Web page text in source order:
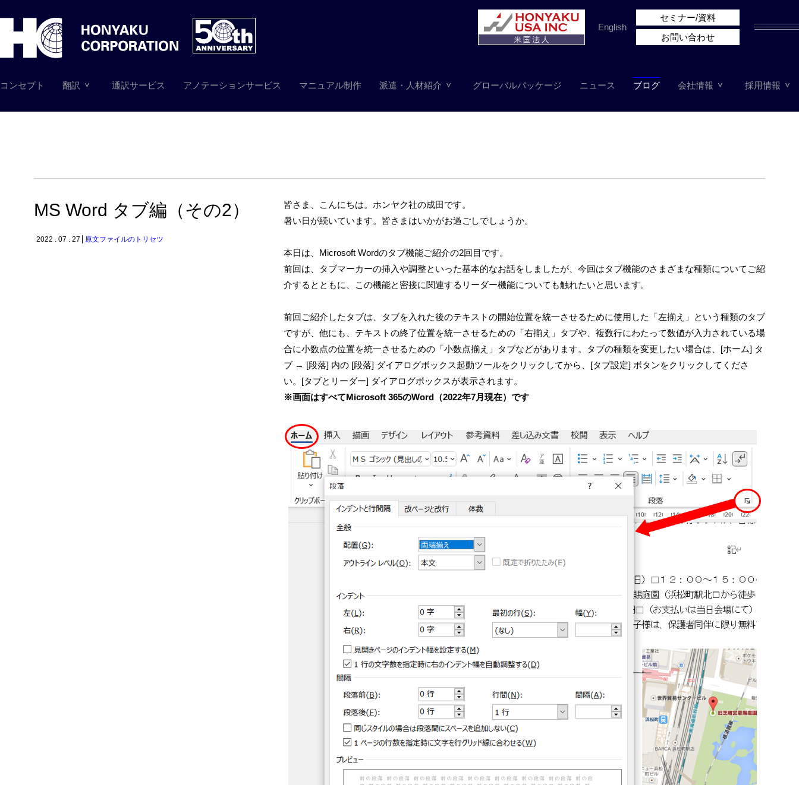
コンセプト 翻訳 通訳サービス アノテーションサービス マニュアル制作 派遣・人材紹介 グローバルパッケージ ニュース ブログ 会社情報 採用情報
English
セミナー/資料
お問い合わせ
MS Word タブ編（その2）
2022 . 07 . 27 原文ファイルのトリセツ
皆さま、こんにちは。ホンヤク社の成田です。
暑い日が続いています。皆さまはいかがお過ごしでしょうか。
本日は、Microsoft Wordのタブ機能ご紹介の2回目です。
前回は、タブマーカーの挿入や調整といった基本的なお話をしましたが、今回はタブ機能のさまざまな種類についてご紹
介するとともに、この機能と密接に関連するリーダー機能についても触れたいと思います。
前回ご紹介したタブは、タブを入れた後のテキストの開始位置を統一させるために使用した「左揃え」という種類のタブ
ですが、他にも、テキストの終了位置を統一させるための「右揃え」タブや、複数行にわたって数値が入力されている場
合に小数点の位置を統一させるための「小数点揃え」タブなどがあります。タブの種類を変更したい場合は、[ホーム] タ
ブ → [段落] 内の [段落] ダイアログボックス起動ツールをクリックしてから、[タブ設定] ボタンをクリックしてくださ
い。[タブとリーダー] ダイアログボックスが表示されます。
※画面はすべてMicrosoft 365のWord（2022年7月現在）です